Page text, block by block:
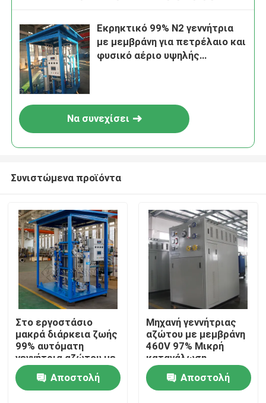
Σπίτι
Προϊόντα
Εκρηκτικό 99% N2 γεννήτρια
με μεμβράνη για πετρέλαιο και
φυσικό αέριο υψηλής
Να συνεχίσει
Συνιστώμενα προϊόντα
Στο εργοστάσιο
μακρά διάρκεια ζωής
99% αυτόματη
γεννήτρια αζώτου με
μεμβράνη
Αποστολή
Μηχανή γεννήτριας
αζώτου με μεμβράνη
460V 97% Μικρή
κατανάλωση
ενέργειας
Αποστολή